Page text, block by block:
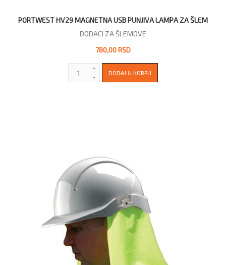
PORTWEST HV29 MAGNETNA USB PUNJIVA LAMPA ZA ŠLEM
DODACI ZA ŠLEMOVE
780,00 RSD